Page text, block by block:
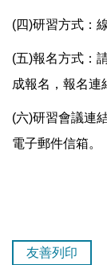
(四)研習方式：
(五)報名方式：
成報名，報名連
(六)研習會議連
電子郵件信箱。
友善列印